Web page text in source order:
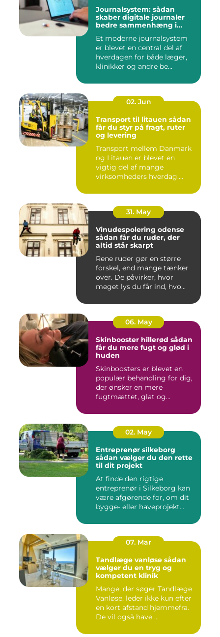
Journalsystem: sådan
skaber digitale journaler
bedre sammenhæng i
Et moderne journalsystem
er blevet en central del af
hverdagen for både læger,
klinikker og andre be...
02. Jun
Transport til litauen sådan
får du styr på fragt, ruter
og levering
Transport mellem Danmark
og Litauen er blevet en
vigtig del af mange
virksomheders hverdag.
31. May
Vinudespolering odense
sådan får du ruder, der
altid står skarpt
Rene ruder gør en større
forskel, end mange tænker
over. De påvirker, hvor
meget lys du får ind, hvo...
06. May
Skinbooster hillerød sådan
får du mere fugt og glød i
huden
Skinboosters er blevet en
populær behandling for dig,
der ønsker en mere
fugtmættet, glat og
02. May
Entreprenør silkeborg
sådan vælger du den rette
til dit projekt
At finde den rigtige
entreprenør i Silkeborg kan
være afgørende for, om dit
bygge- eller haveprojekt...
07. Mar
Tandlæge vanløse sådan
vælger du en tryg og
kompetent klinik
Mange, der søger Tandlæge
Vanløse, leder ikke kun efter
en kort afstand hjemmefra.
De vil også have ...